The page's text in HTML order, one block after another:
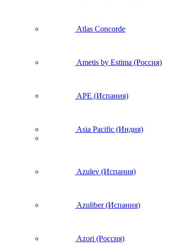
Atlas Concorde
Ametis by Estima (Россия)
APE (Испания)
Asia Pacific (Индия)
Azulev (Испания)
Azuliber (Испания)
Azori (Россия)